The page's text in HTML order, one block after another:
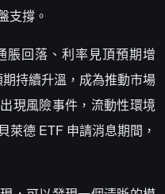
支撐。
脹回落、利率見頂預期增
持續升溫，成為推動市場
現風險事件，流動性環境
萊德 ETF 申請消息期間，